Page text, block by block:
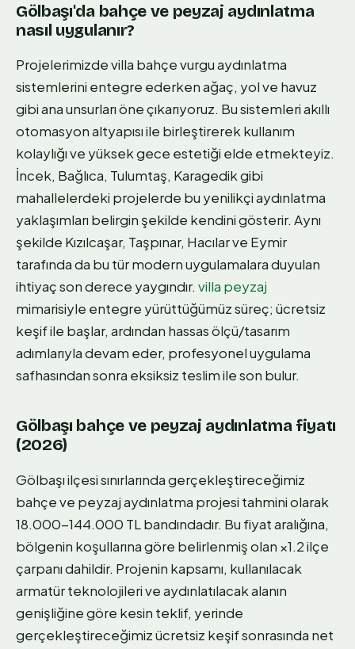
Gölbaşı'da bahçe ve peyzaj aydınlatma
nasıl uygulanır?
Projelerimizde villa bahçe vurgu aydınlatma
sistemlerini entegre ederken ağaç, yol ve havuz
gibi ana unsurları öne çıkarıyoruz. Bu sistemleri akıllı
otomasyon altyapısı ile birleştirerek kullanım
kolaylığı ve yüksek gece estetiği elde etmekteyiz.
İncek, Bağlıca, Tulumtaş, Karagedik gibi
mahallelerdeki projelerde bu yenilikçi aydınlatma
yaklaşımları belirgin şekilde kendini gösterir. Aynı
şekilde Kızılcaşar, Taşpınar, Hacılar ve Eymir
tarafında da bu tür modern uygulamalara duyulan
ihtiyaç son derece yaygındır. villa peyzaj
mimarisiyle entegre yürüttüğümüz süreç; ücretsiz
keşif ile başlar, ardından hassas ölçü/tasarım
adımlarıyla devam eder, profesyonel uygulama
safhasından sonra eksiksiz teslim ile son bulur.
Gölbaşı bahçe ve peyzaj aydınlatma fiyatı
(2026)
Gölbaşı ilçesi sınırlarında gerçekleştireceğimiz
bahçe ve peyzaj aydınlatma projesi tahmini olarak
18.000-144.000 TL bandındadır. Bu fiyat aralığına,
bölgenin koşullarına göre belirlenmiş olan ×1.2 ilçe
çarpanı dahildir. Projenin kapsamı, kullanılacak
armatür teknolojileri ve aydınlatılacak alanın
genişliğine göre kesin teklif, yerinde
gerçekleştireceğimiz ücretsiz keşif sonrasında net